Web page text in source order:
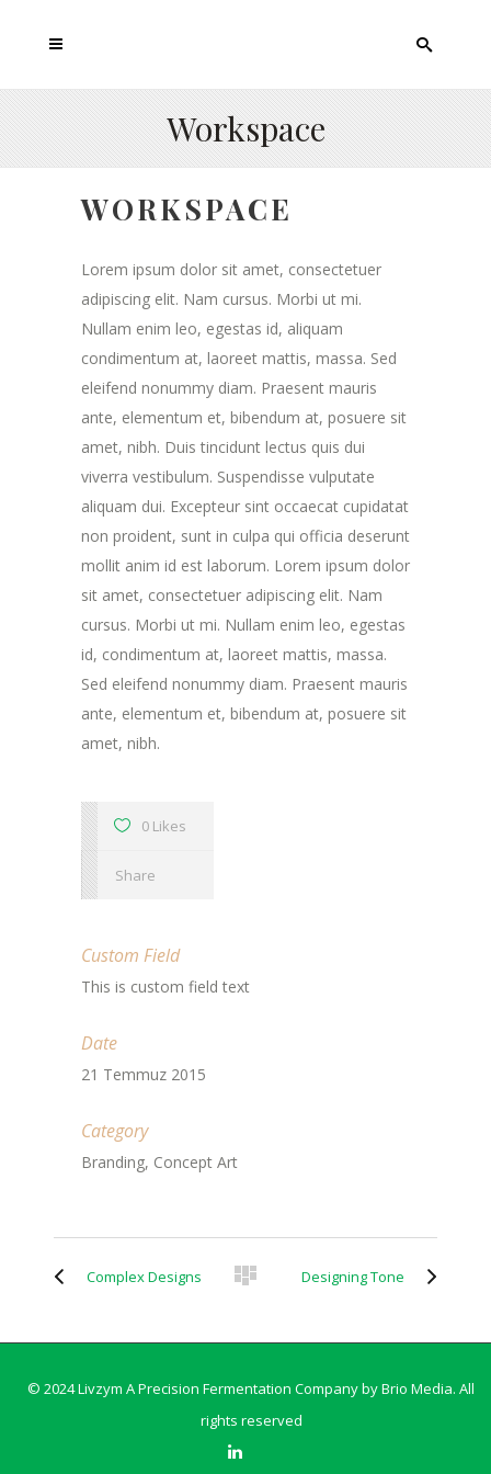
Workspace
WORKSPACE
Lorem ipsum dolor sit amet, consectetuer
adipiscing elit. Nam cursus. Morbi ut mi.
Nullam enim leo, egestas id, aliquam
condimentum at, laoreet mattis, massa. Sed
eleifend nonummy diam. Praesent mauris
ante, elementum et, bibendum at, posuere sit
amet, nibh. Duis tincidunt lectus quis dui
viverra vestibulum. Suspendisse vulputate
aliquam dui. Excepteur sint occaecat cupidatat
non proident, sunt in culpa qui officia deserunt
mollit anim id est laborum. Lorem ipsum dolor
sit amet, consectetuer adipiscing elit. Nam
cursus. Morbi ut mi. Nullam enim leo, egestas
id, condimentum at, laoreet mattis, massa.
Sed eleifend nonummy diam. Praesent mauris
ante, elementum et, bibendum at, posuere sit
amet, nibh.
0 Likes
Share
Custom Field
This is custom field text
Date
21 Temmuz 2015
Category
Branding, Concept Art
Complex Designs Designing Tone
© 2024 Livzym A Precision Fermentation Company byBrio Media. All
rights reserved